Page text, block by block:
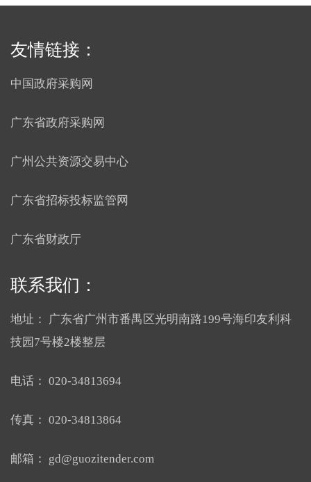
友情链接：
中国政府采购网
广东省政府采购网
广州公共资源交易中心
广东省招标投标监管网
广东省财政厅
联系我们：
地址：
广东省广州市番禺区光明南路199号海印友利科
技园7号楼2楼整层
电话： 020-34813694
传真： 020-34813864
邮箱： gd@guozitender.com